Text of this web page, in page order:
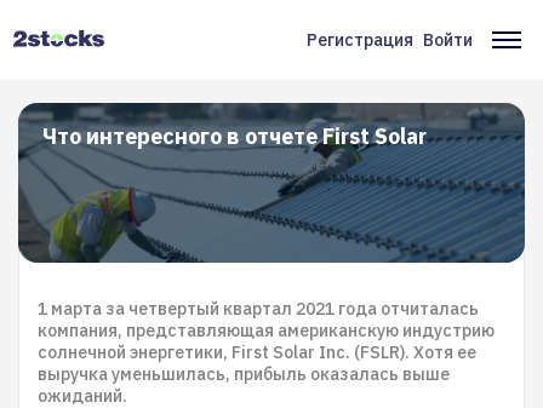
Меню
учётной
записи
пользователя
Регистрация Войти
Что интересного в отчете First Solar
1 марта за четвертый квартал 2021 года отчиталась
компания, представляющая американскую индустрию
солнечной энергетики, First Solar Inc. (FSLR). Хотя ее
выручка уменьшилась, прибыль оказалась выше
ожиданий.